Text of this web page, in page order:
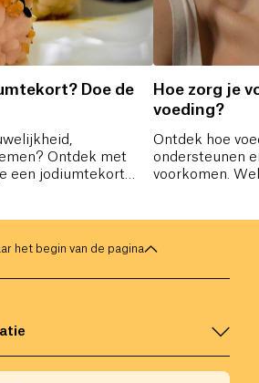
Doe de
Ontdek met
een jodiumtekort
Hoe zorg je
voeding?
Ontdek hoe
ondersteunen
voorkomen.
onze tips om
het begin van de pagina